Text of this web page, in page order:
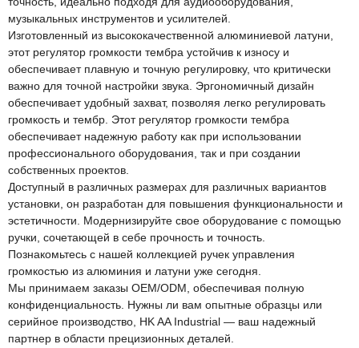
музыкальных инструментов и усилителей.
Изготовленный из высококачественной алюминиевой латуни,
этот регулятор громкости тембра устойчив к износу и
обеспечивает плавную и точную регулировку, что критически
важно для точной настройки звука. Эргономичный дизайн
обеспечивает удобный захват, позволяя легко регулировать
громкость и тембр. Этот регулятор громкости тембра
обеспечивает надежную работу как при использовании
профессионального оборудования, так и при создании
собственных проектов.
Доступный в различных размерах для различных вариантов
установки, он разработан для повышения функциональности и
эстетичности. Модернизируйте свое оборудование с помощью
ручки, сочетающей в себе прочность и точность.
Познакомьтесь с нашей коллекцией ручек управления
громкостью из алюминия и латуни уже сегодня.
Мы принимаем заказы OEM/ODM, обеспечивая полную
конфиденциальность. Нужны ли вам опытные образцы или
серийное производство, HK AA Industrial — ваш надежный
партнер в области прецизионных деталей.